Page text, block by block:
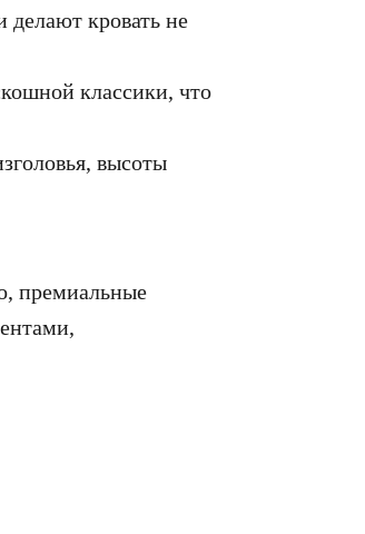
кровать не
классики, что
высоты
премиальные